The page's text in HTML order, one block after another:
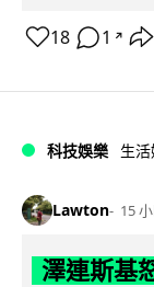
18 1 ↗
科技娛樂 生
Lawton 15
澤連斯基